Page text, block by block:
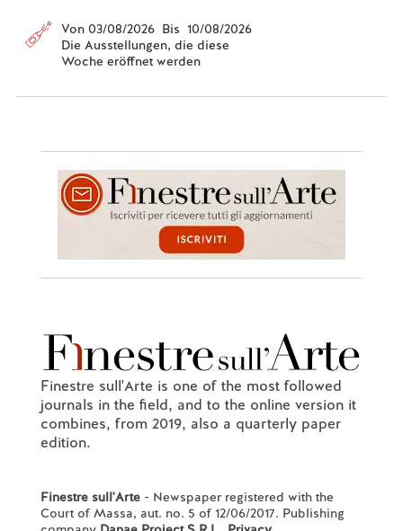
Von 03/08/2026 Bis 10/08/2026
Die Ausstellungen, die diese
Woche eröffnet werden
Finestre sull'Arte is one of the most followed
journals in the field, and to the online version it
combines, from 2019, also a quarterly paper
edition.
Finestre sull'Arte- Newspaper registered with the
Court of Massa, aut. no. 5 of 12/06/2017. Publishing